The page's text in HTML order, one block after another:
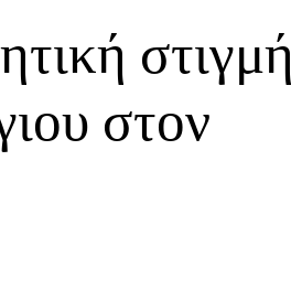
στιγμή
στον